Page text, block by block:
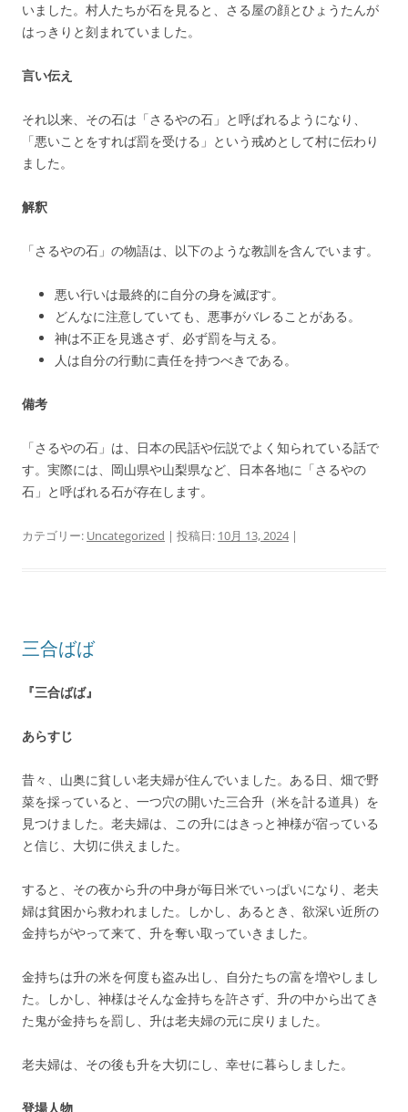
いました。村人たちが石を見ると、さる屋の顔とひょうたんが
はっきりと刻まれていました。
言い伝え
それ以来、その石は「さるやの石」と呼ばれるようになり、
「悪いことをすれば罰を受ける」という戒めとして村に伝わり
ました。
解釈
「さるやの石」の物語は、以下のような教訓を含んでいます。
悪い行いは最終的に自分の身を滅ぼす。
どんなに注意していても、悪事がバレることがある。
神は不正を見逃さず、必ず罰を与える。
人は自分の行動に責任を持つべきである。
備考
「さるやの石」は、日本の民話や伝説でよく知られている話で
す。実際には、岡山県や山梨県など、日本各地に「さるやの
石」と呼ばれる石が存在します。
カテゴリー: Uncategorized | 投稿日: 10月 13, 2024|
三合ばば
『三合ばば』
あらすじ
昔々、山奥に貧しい老夫婦が住んでいました。ある日、畑で野
菜を採っていると、一つ穴の開いた三合升（米を計る道具）を
見つけました。老夫婦は、この升にはきっと神様が宿っている
と信じ、大切に供えました。
すると、その夜から升の中身が毎日米でいっぱいになり、老夫
婦は貧困から救われました。しかし、あるとき、欲深い近所の
金持ちがやって来て、升を奪い取っていきました。
金持ちは升の米を何度も盗み出し、自分たちの富を増やしまし
た。しかし、神様はそんな金持ちを許さず、升の中から出てき
た鬼が金持ちを罰し、升は老夫婦の元に戻りました。
老夫婦は、その後も升を大切にし、幸せに暮らしました。
登場人物